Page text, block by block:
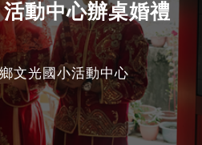
動中心辦桌婚禮
文光國小活動中心